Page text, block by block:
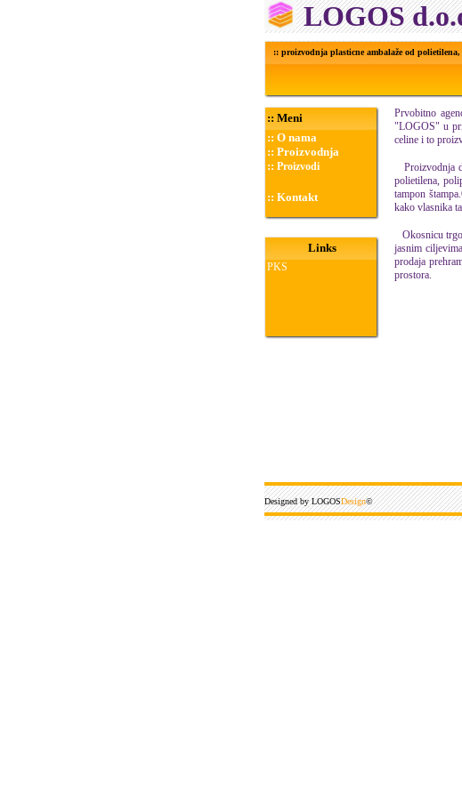
LOGOS
:: proizvodnja plasticne ambalaže od
:: Meni
:: O nama
:: Proizvodnja
:: Proizvodi
:: Kontakt
Links
PKS
Prvobitno
"LOGOS" u
celine i to
Proizvodnja
polietilena,
tampon
kako vlasnika
Okosnicu
jasnim
prodaja
prostora.
Designed by LOGOSDesign©